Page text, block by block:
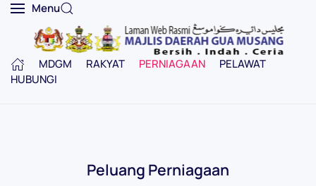
Menu
MDGM RAKYAT PERNIAGAAN
PELAWAT
HUBUNGI
Peluang Perniagaan